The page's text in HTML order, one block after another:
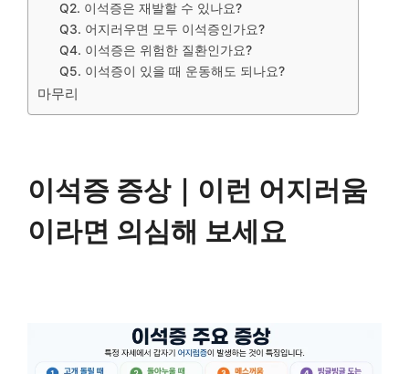
Q2. 이석증은 재발할 수 있나요?
Q3. 어지러우면 모두 이석증인가요?
Q4. 이석증은 위험한 질환인가요?
Q5. 이석증이 있을 때 운동해도 되나요?
마무리
이석증 증상｜이런 어지러움
이라면 의심해 보세요